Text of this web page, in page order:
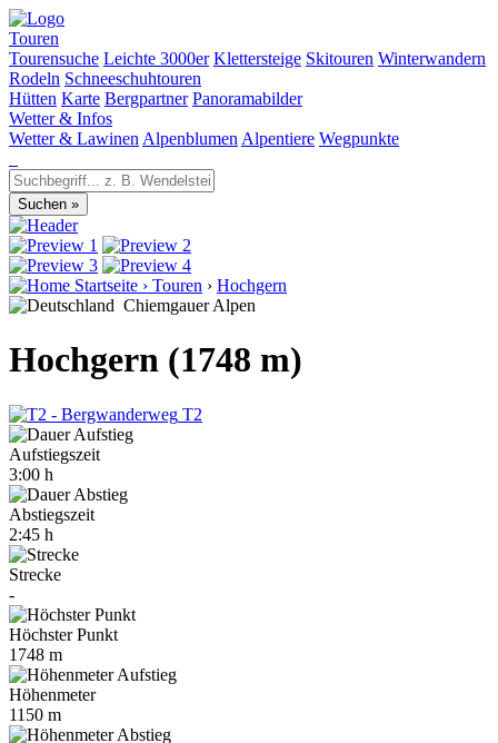
Touren
Tourensuche Leichte 3000er Klettersteige Skitouren Winterwandern
Rodeln Schneeschuhtouren
Hütten Karte Bergpartner Panoramabilder
Wetter & Infos
Wetter & Lawinen Alpenblumen Alpentiere Wegpunkte
Startseite › Touren › Hochgern
Chiemgauer Alpen
Hochgern (1748 m)
T2
Aufstiegszeit
3:00 h
Abstiegszeit
2:45 h
Strecke
-
Höchster Punkt
1748 m
Höhenmeter
1150 m